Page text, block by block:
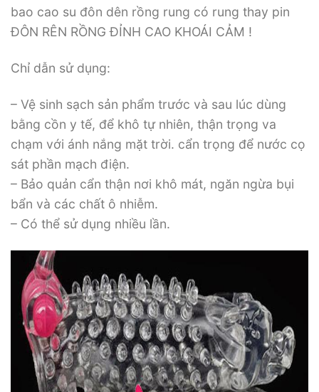
bao cao su đôn dên rồng rung có rung thay pin
ĐÔN RÊN RỒNG ĐỈNH CAO KHOÁI CẢM !
Chỉ dẫn sử dụng:
– Vệ sinh sạch sản phẩm trước và sau lúc dùng
bằng cồn y tế, để khô tự nhiên, thận trọng va
chạm với ánh nắng mặt trời. cẩn trọng để nước cọ
sát phần mạch điện.
– Bảo quản cẩn thận nơi khô mát, ngăn ngừa bụi
bẩn và các chất ô nhiễm.
– Có thể sử dụng nhiều lần.